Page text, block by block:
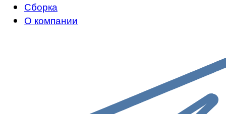
Сборка
О компании